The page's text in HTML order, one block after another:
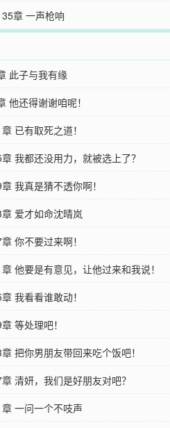
你捡了大便宜！
章 一声枪响
此子与我有缘
他还得谢谢咱呢！
已有取死之道！
我都还没用力，就被选上了？
我真是猜不透你啊！
爱才如命沈晴岚
你不要过来啊！
他要是有意见，让他过来和我说！
我看看谁敢动！
等处理吧！
把你男朋友带回来吃个饭吧！
清妍，我们是好朋友对吧？
一问一个不吱声